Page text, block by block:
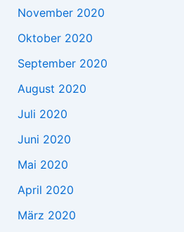
November 2020
Oktober 2020
September 2020
August 2020
Juli 2020
Juni 2020
Mai 2020
April 2020
März 2020